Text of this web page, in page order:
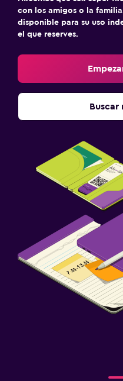
Servicio de planchado
Servicios de lavandería/
Habitación
Almohada de plumas
Enchufe cerca de la cama
Armario o clóset
Sistema de
TV de pantalla plana
TV por cable o vía satélite
Ideal para familias
Cuna/cama nido
con los amigos o la
disponible para su uso
el que reserves.
Buscar